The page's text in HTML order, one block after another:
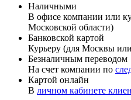
Наличными
В офисе компании или
Московской области)
Банковской картой
Курьеру (для Москвы
Безналичным переводом
На счет компании по
Картой онлайн
В личном кабинете